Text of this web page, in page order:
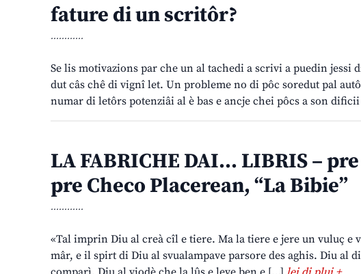
fature di un scritôr?
............
Se lis motivazions par che un al tachedi a scrivi a puedin jessi
dut câs chê di vignî let. Un probleme no di pôc soredut pal
numar di letôrs potenziâi al è bas e ancje chei pôcs a son
LA FABRICHE DAI… LIBRIS –
pre Checo Placerean, “La Bibie”
............
«Tal imprin Diu al creà cîl e tiere. Ma la tiere e jere un vuluç e
mâr, e il spirt di Diu al svualampave parsore des aghis. Diu al